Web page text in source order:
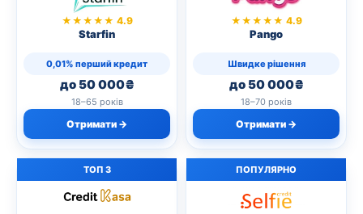
★★★★★ 4.9
Starfin
0,01% перший кредит
до 50 000₴
18–65 років
Отримати →
★★★★★ 4.9
Pango
Швидке рішення
до 50 000₴
18–70 років
Отримати →
ТОП 3 ПОПУЛЯРНО